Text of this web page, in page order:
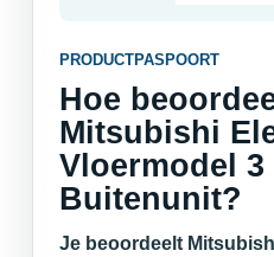
PRODUCTPASPOORT
Hoe
Mitsubishi
Vloermodel 3
Buitenunit?
Je beoordeelt